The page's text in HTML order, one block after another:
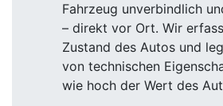
Fahrzeug unverbindlich
– direkt vor Ort. Wir
Zustand des Autos und
von technischen
wie hoch der Wert des